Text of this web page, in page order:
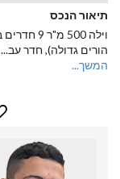
תיאור הנכס
הורים גדולה), חדר עב...
המשך...